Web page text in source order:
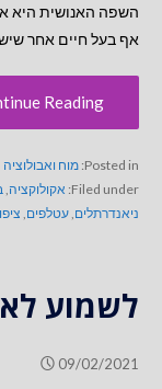
השפה האנושית היא
אף בעל חיים אחר
Reading ←
Posted in: מוח ואבולוציה
Filed under: אקולוקציה
ניאנדרתלים עטלפים
לשמוע לא
09/02/2021